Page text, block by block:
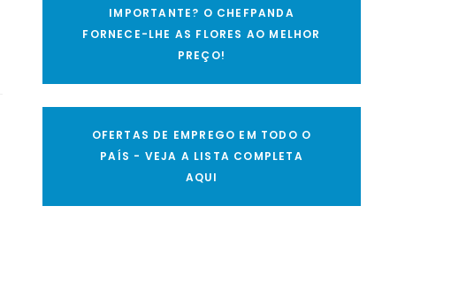
IMPORTANTE? O CHEFPANDA
FORNECE-LHE AS FLORES AO MELHOR
PREÇO!
OFERTAS DE EMPREGO EM TODO O
PAÍS - VEJA A LISTA COMPLETA
AQUI